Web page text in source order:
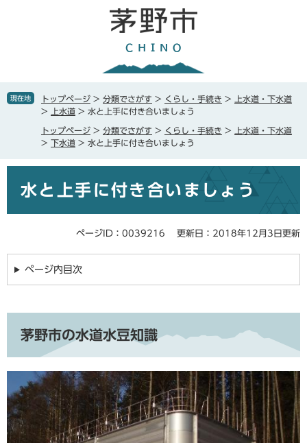
で
ば
へ
現在地 トップページ > 分類でさがす > くらし・手続き >
上水道・下水道
>
上水道 > 水と上手に付き合いましょう
トップページ > 分類でさがす > くらし・手続き >
上水道・下水道
> 下水道 > 水と上手に付き合いましょう
水と上手に付き合いましょう
ページID：0039216 更新日：2018年12月3日更新
ページ内目次
茅野市の水道水豆知識